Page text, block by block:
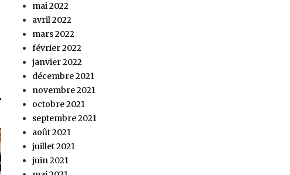
mai 2022
avril 2022
mars 2022
février 2022
janvier 2022
décembre 2021
novembre 2021
octobre 2021
septembre 2021
août 2021
juillet 2021
juin 2021